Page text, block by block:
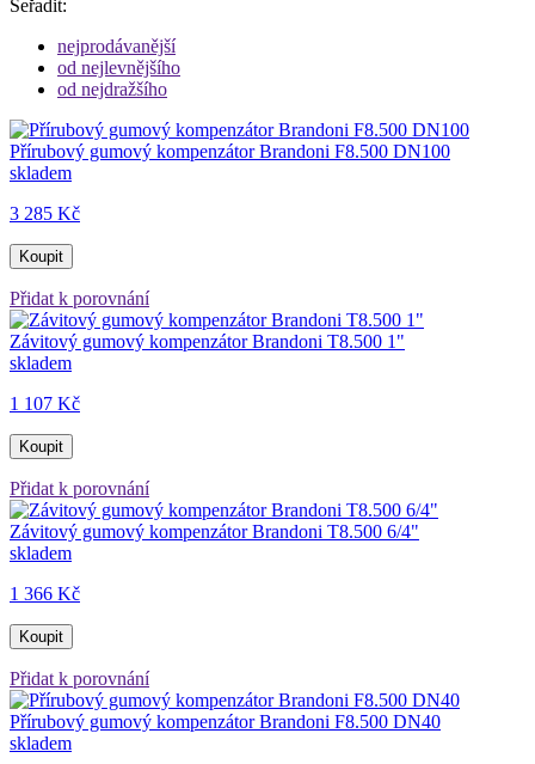
Seřadit:
nejprodávanější
od nejlevnějšího
od nejdražšího
Přírubový gumový kompenzátor Brandoni F8.500 DN100
skladem
3 285 Kč
Koupit
Přidat k porovnání
Závitový gumový kompenzátor Brandoni T8.500 1"
skladem
1 107 Kč
Koupit
Přidat k porovnání
Závitový gumový kompenzátor Brandoni T8.500 6/4"
skladem
1 366 Kč
Koupit
Přidat k porovnání
Přírubový gumový kompenzátor Brandoni F8.500 DN40
skladem